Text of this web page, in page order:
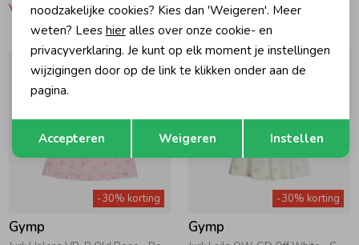
Vanaf 34,97 34,97 49,95
-30% korting
Gymp
-30% korting
Gymp
Terug Opslaan
noodzakelijke cookies? Kies dan 'Weigeren'. Meer
weten? Lees hieralles over onze cookie- en
privacyverklaring. Je kunt op elk moment je instellingen
wijzigingen door op de link te klikken onder aan de
pagina.
Accepteren Weigeren Instellen